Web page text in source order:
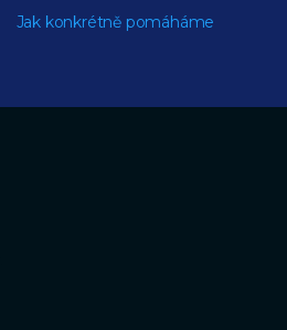
Jak konkrétně pomáháme